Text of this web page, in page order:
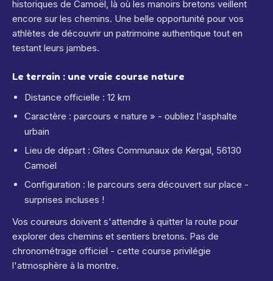
historiques de Camoël, là où les manoirs bretons veillent
encore sur les chemins. Une belle opportunité pour vos
athlètes de découvrir un patrimoine authentique tout en
testant leurs jambes.
Le terrain : une vraie course nature
Distance officielle : 12 km
Caractère : parcours « nature » - oubliez l'asphalte
urbain
Lieu de départ : Gîtes Communaux de Kergal, 56130
Camoël
Configuration : le parcours sera découvert sur place -
surprises incluses !
Vos coureurs doivent s'attendre à quitter la route pour
explorer des chemins et sentiers bretons. Pas de
chronométrage officiel - cette course privilégie
l'atmosphère à la montre.